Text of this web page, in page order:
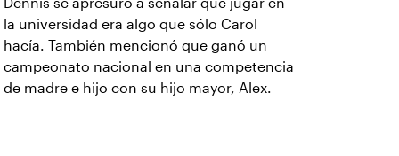
Dennis se apresuró a señalar que jugar en
la universidad era algo que sólo Carol
hacía. También mencionó que ganó un
campeonato nacional en una competencia
de madre e hijo con su hijo mayor, Alex.